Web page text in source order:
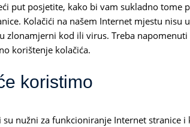
put posjetite, kako bi vam sukladno
Kolačići na našem Internet mjestu
zlonamjerni kod ili virus. Treba
korištenje kolačića.
koristimo
nužni za funkcioniranje Internet stranice